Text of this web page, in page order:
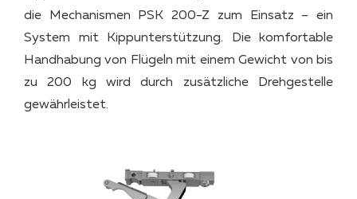
die Mechanismen PSK 200-Z zum Einsatz – ein
System mit Kippunterstützung. Die komfortable
Handhabung von Flügeln mit einem Gewicht von bis
zu 200 kg wird durch zusätzliche Drehgestelle
gewährleistet.